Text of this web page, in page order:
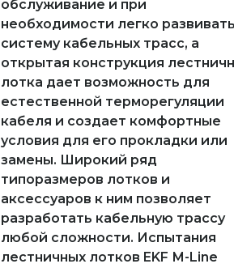
обслуживание и при
необходимости легко
систему кабельных трасс, а
открытая конструкция
лотка дает возможность для
естественной терморегуляции
кабеля и создает комфортные
условия для его прокладки или
замены. Широкий ряд
типоразмеров лотков и
аксессуаров к ним позволяет
разработать кабельную трассу
любой сложности. Испытания
лестничных лотков EKF М-Line